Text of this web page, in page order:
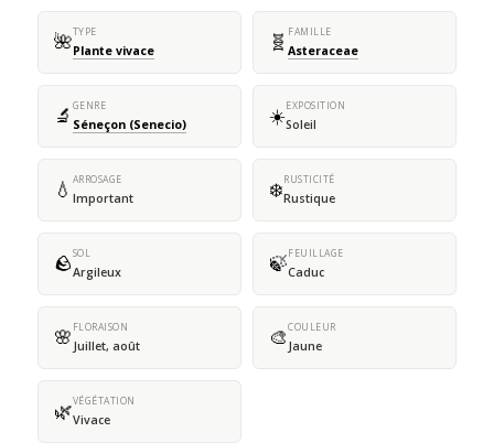
🌺TYPE
Plante vivace 🧬 FAMILLE
Asteraceae
🔬 GENRE
Séneçon (Senecio) ☀️EXPOSITION
Soleil
💧 ARROSAGE
Important ❄️RUSTICITÉ
Rustique
🪨SOL
Argileux 🍃FEUILLAGE
Caduc
🌸 FLORAISON
Juillet, août 🎨COULEUR
Jaune
🌿VÉGÉTATION
Vivace